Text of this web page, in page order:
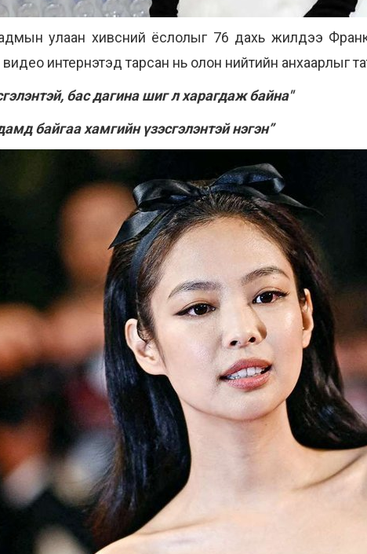
улаан хивсний ёслолыг 76 дахь жилдээ
видео интернэтэд тарсан нь олон нийтийн анхаарлыг
бас дагина шиг л харагдаж байна"
байгаа хамгийн үзэсгэлэнтэй нэгэн”